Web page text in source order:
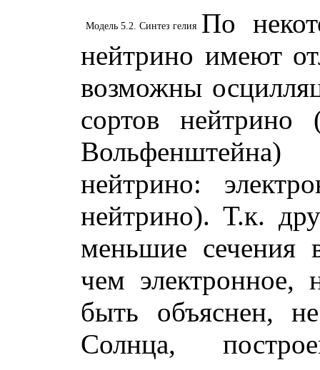
Модель 5.2. Синтез гелия По
нейтрино имеют
возможны
сортов нейтрино
нейтрино:
нейтрино). Т.к.
меньшие сечения
чем электронное,
быть объяснен,
Солнца,